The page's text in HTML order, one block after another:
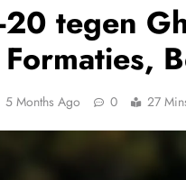
tegen
5 Months Ago 0 27